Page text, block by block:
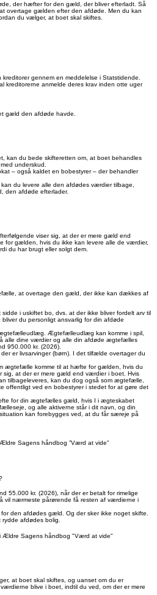
der hæfter for den gæld, der bliver efterladt. Så
overtage gælden efter den afdøde. Men du kan
du vælger, at boet skal skiftes.
gennem en meddelelse i Statstidende.
kreditorerne anmelde deres krav inden otte uger
gæld den afdøde havde.
kan du bede skifteretten om, at boet behandles
underskud.
– også kaldet en bobestyrer– der behandler
du levere alle den afdødes værdier tilbage,
den afdøde efterlader.
viser sig, at der er mere gæld end
for gælden, hvis du ikke kan levere alle de værdier,
du har brugt eller solgt dem.
at overtage den gæld, der ikke kan dækkes af
i uskiftet bo, dvs. at der ikke bliver fordelt arv til
du personligt ansvarlig for din afdøde
Ægtefælleudlæg kan komme i spil,
alle dine værdier og alle din afdøde ægtefælles
950.000 kr. (2026).
er livsarvinger (børn). I det tilfælde overtager du
ægtefælle komme til at hæfte for gælden, hvis du
sig, at der er mere gæld end værdier i boet. Hvis
tilbageleveres, kan du dog også som ægtefælle,
offentligt ved en bobestyrer i stedet for at gøre det
for din ægtefælles gæld, hvis I i ægteskabet
og alle aktiverne står i dit navn, og din
kan forebygges ved, at du får særeje på
Sagens håndbog ”Værd at vide”
55.000 kr. (2026), når der er betalt for rimelige
vil nærmeste pårørende få resten af værdierne i
den afdødes gæld. Og der sker ikke noget skifte.
rydde afdødes bolig.
Ældre Sagens håndbog "Værd at vide"
at boet skal skiftes, og uanset om du er
blive i boet, indtil du ved, om der er mere